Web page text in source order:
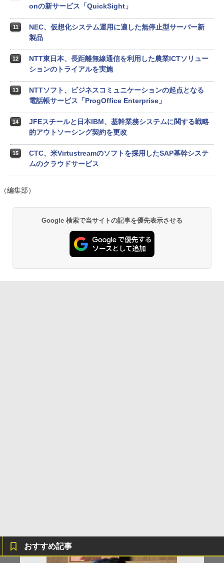
onの新サービス「QuickSight」
11
NEC、仮想化システム運用に適した無停止型サーバー新
製品
12
NTT東日本、長距離無線通信を利用した農業ICTソリュー
ションのトライアルを実施
13
NTTソフト、ビジネスコミュニケーションの起点となる
電話帳サービス「ProgOffice Enterprise」
14
JFEスチールと日本IBM、基幹業務システムに関する戦略
的アウトソーシング契約を更改
15
CTC、米Virtustreamのソフトを採用したSAP基幹システ
ムのクラウドサービス
（編集部）
Google 検索で当サイトの記事を優先表示させる
おすすめ記事